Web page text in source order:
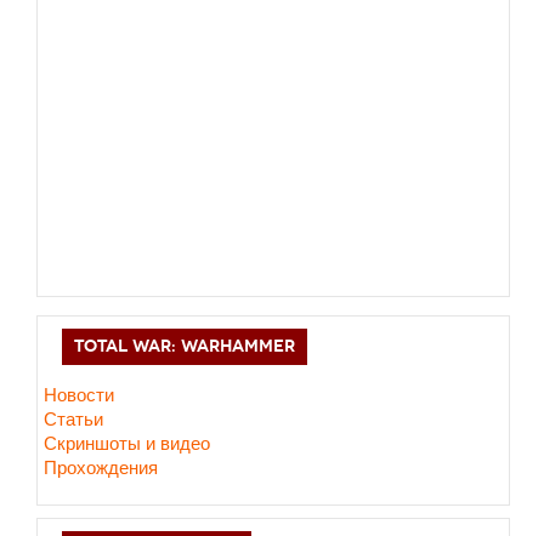
TOTAL WAR: WARHAMMER
Новости
Статьи
Скриншоты и видео
Прохождения